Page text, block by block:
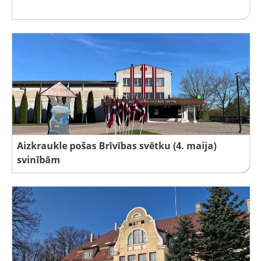
Aizkraukle pošas Brīvības svētku (4. maija)
svinībām